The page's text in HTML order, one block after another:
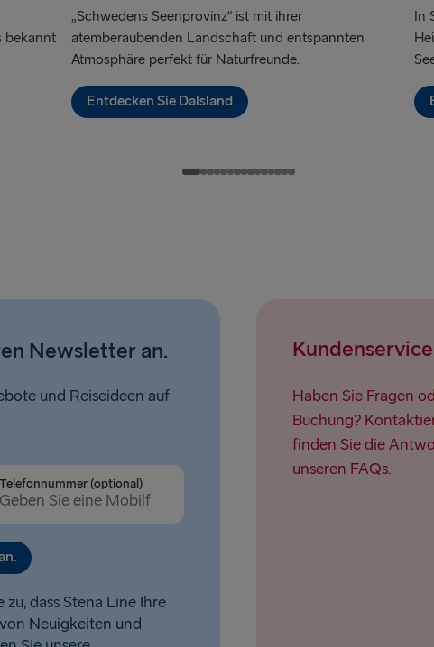
Harwich →
Rosslare
bekannt
„Schwedens Seenprovinz“ ist mit ihrer
atemberaubenden Landschaft und entspannten
Atmosphäre perfekt für Naturfreunde.
Entdecken Sie Dalsland
In
Newsletter an.
und Reiseideen auf
Telefonnummer (optional)
dass Stena Line Ihre
Neuigkeiten und
Kundenservice
Haben Sie Fragen
Buchung?
finden Sie die
unseren FAQs.